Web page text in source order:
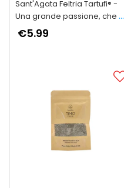
Sant'Agata Feltria Tartufi® -
Una grande passione, che è
diventata un....lavoro!
€5.99